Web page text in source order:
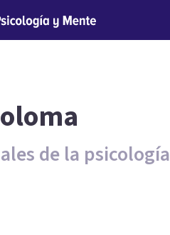
de la psicología